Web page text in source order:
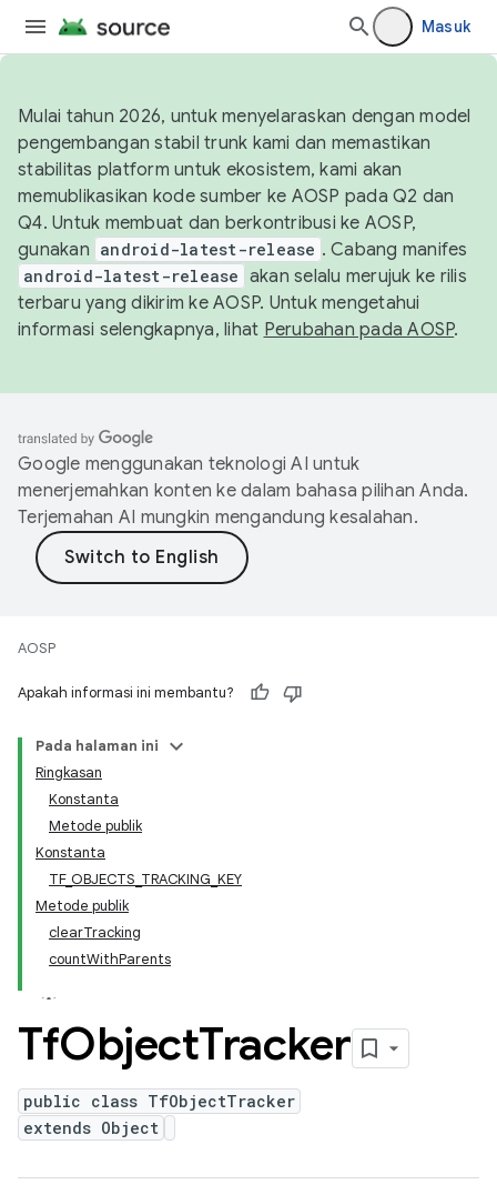
Masuk
Mulai tahun 2026, untuk menyelaraskan dengan model
pengembangan stabil trunk kami dan memastikan
stabilitas platform untuk ekosistem, kami akan
memublikasikan kode sumber ke AOSP pada Q2 dan
Q4. Untuk membuat dan berkontribusi ke AOSP,
gunakan android-latest-release . Cabang manifes
android-latest-release akan selalu merujuk ke rilis
terbaru yang dikirim ke AOSP. Untuk mengetahui
informasi selengkapnya, lihat Perubahan pada AOSP.
Google menggunakan teknologi AI untuk
menerjemahkan konten ke dalam bahasa pilihan Anda.
Terjemahan AI mungkin mengandung kesalahan.
AOSP
Apakah informasi ini membantu?
Pada halaman ini
Ringkasan
Konstanta
Metode publik
Konstanta
TF_OBJECTS_TRACKING_KEY
Metode publik
clearTracking
countWithParents
TfObjectTracker
public class TfObjectTracker
extends Object